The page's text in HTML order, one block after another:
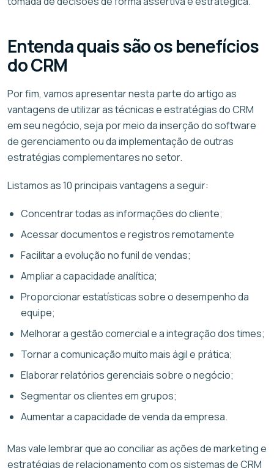
Entenda quais são os benefícios
do CRM
Por fim, vamos apresentar nesta parte do artigo as
vantagens de utilizar as técnicas e estratégias do CRM
em seu negócio, seja por meio da inserção do software
de gerenciamento ou da implementação de outras
estratégias complementares no setor.
Listamos as 10 principais vantagens a seguir:
Concentrar todas as informações do cliente;
Acessar documentos e registros remotamente
Facilitar a evolução no funil de vendas;
Ampliar a capacidade analítica;
Proporcionar estatísticas sobre o desempenho da
equipe;
Melhorar a gestão comercial e a integração dos times;
Tornar a comunicação muito mais ágil e prática;
Elaborar relatórios gerenciais sobre o negócio;
Segmentar os clientes em grupos;
Aumentar a capacidade de venda da empresa.
Mas vale lembrar que ao conciliar as ações de marketing e
estratégias de relacionamento com os sistemas de CRM